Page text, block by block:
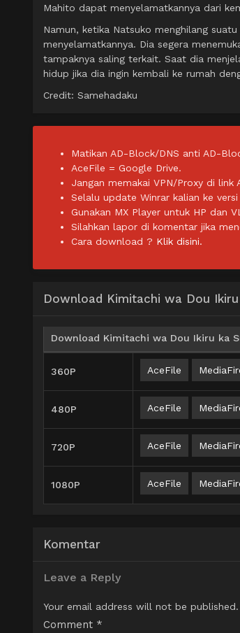
Mahito dapat menyelamatkannya dari
Namun, ketika Natsuko menghilang
menyelamatkannya. Dia segera
tampaknya saling terkait. Saat dia
hidup jika dia ingin kembali ke rumah
Credit: Samehadaku
Matikan AD-Block/DNS anti AD-
AceFile = Google Drive.
Jangan memakai VPN/Proxy di link
Selalu update Winrar kalian ke
Gunakan MX Player untuk HP dan
Silahkan lapor di komentar jika
Cara download ? Klik disini.
Download Kimitachi wa Dou
Download Kimitachi wa Dou Ikiru ka
360P AceFile
480P AceFile
720P AceFile
1080P AceFile
Komentar
Leave a Reply
Your email address will not be published.
Comment *